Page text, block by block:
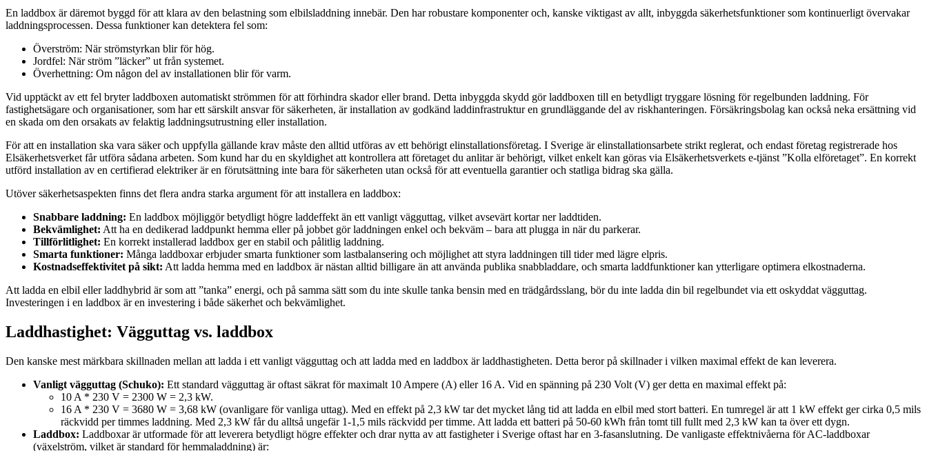
En laddbox är däremot byggd för att klara av den belastning som elbilsladdning innebär. Den har robustare komponenter och, kanske viktigast av allt, inbyggda säkerhetsfunktioner som kontinuerligt övervakar
laddningsprocessen. Dessa funktioner kan detektera fel som:
Överström: När strömstyrkan blir för hög.
Jordfel: När ström ”läcker” ut från systemet.
Överhettning: Om någon del av installationen blir för varm.
Vid upptäckt av ett fel bryter laddboxen automatiskt strömmen för att förhindra skador eller brand. Detta inbyggda skydd gör laddboxen till en betydligt tryggare lösning för regelbunden laddning. För
fastighetsägare och organisationer, som har ett särskilt ansvar för säkerheten, är installation av godkänd laddinfrastruktur en grundläggande del av riskhanteringen. Försäkringsbolag kan också neka ersättning vid
en skada om den orsakats av felaktig laddningsutrustning eller installation.
För att en installation ska vara säker och uppfylla gällande krav måste den alltid utföras av ett behörigt elinstallationsföretag. I Sverige är elinstallationsarbete strikt reglerat, och endast företag registrerade hos
Elsäkerhetsverket får utföra sådana arbeten. Som kund har du en skyldighet att kontrollera att företaget du anlitar är behörigt, vilket enkelt kan göras via Elsäkerhetsverkets e-tjänst ”Kolla elföretaget”. En korrekt
utförd installation av en certifierad elektriker är en förutsättning inte bara för säkerheten utan också för att eventuella garantier och statliga bidrag ska gälla.
Utöver säkerhetsaspekten finns det flera andra starka argument för att installera en laddbox:
Snabbare laddning: En laddbox möjliggör betydligt högre laddeffekt än ett vanligt vägguttag, vilket avsevärt kortar ner laddtiden.
Bekvämlighet: Att ha en dedikerad laddpunkt hemma eller på jobbet gör laddningen enkel och bekväm – bara att plugga in när du parkerar.
Tillförlitlighet: En korrekt installerad laddbox ger en stabil och pålitlig laddning.
Smarta funktioner: Många laddboxar erbjuder smarta funktioner som lastbalansering och möjlighet att styra laddningen till tider med lägre elpris.
Kostnadseffektivitet på sikt: Att ladda hemma med en laddbox är nästan alltid billigare än att använda publika snabbladdare, och smarta laddfunktioner kan ytterligare optimera elkostnaderna.
Att ladda en elbil eller laddhybrid är som att ”tanka” energi, och på samma sätt som du inte skulle tanka bensin med en trädgårdsslang, bör du inte ladda din bil regelbundet via ett oskyddat vägguttag.
Investeringen i en laddbox är en investering i både säkerhet och bekvämlighet.
Laddhastighet: Vägguttag vs. laddbox
Den kanske mest märkbara skillnaden mellan att ladda i ett vanligt vägguttag och att ladda med en laddbox är laddhastigheten. Detta beror på skillnader i vilken maximal effekt de kan leverera.
Vanligt vägguttag (Schuko): Ett standard vägguttag är oftast säkrat för maximalt 10 Ampere (A) eller 16 A. Vid en spänning på 230 Volt (V) ger detta en maximal effekt på:
10 A * 230 V = 2300 W = 2,3 kW.
16 A * 230 V = 3680 W = 3,68 kW (ovanligare för vanliga uttag). Med en effekt på 2,3 kW tar det mycket lång tid att ladda en elbil med stort batteri. En tumregel är att 1 kW effekt ger cirka 0,5 mils
räckvidd per timmes laddning. Med 2,3 kW får du alltså ungefär 1-1,5 mils räckvidd per timme. Att ladda ett batteri på 50-60 kWh från tomt till fullt med 2,3 kW kan ta över ett dygn.
Laddbox: Laddboxar är utformade för att leverera betydligt högre effekter och drar nytta av att fastigheter i Sverige oftast har en 3-fasanslutning. De vanligaste effektnivåerna för AC-laddboxar
(växelström, vilket är standard för hemmaladdning) är: